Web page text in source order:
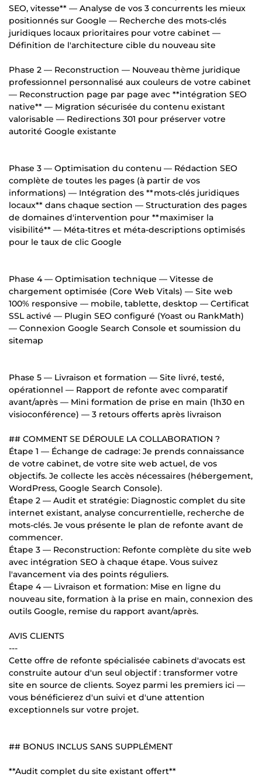
SEO, vitesse** — Analyse de vos 3 concurrents les mieux
positionnés sur Google — Recherche des mots-clés
juridiques locaux prioritaires pour votre cabinet —
Définition de l'architecture cible du nouveau site
Phase 2 — Reconstruction — Nouveau thème juridique
professionnel personnalisé aux couleurs de votre cabinet
— Reconstruction page par page avec **intégration SEO
native** — Migration sécurisée du contenu existant
valorisable — Redirections 301 pour préserver votre
autorité Google existante
Phase 3 — Optimisation du contenu — Rédaction SEO
complète de toutes les pages (à partir de vos
informations) — Intégration des **mots-clés juridiques
locaux** dans chaque section — Structuration des pages
de domaines d'intervention pour **maximiser la
visibilité** — Méta-titres et méta-descriptions optimisés
pour le taux de clic Google
Phase 4 — Optimisation technique — Vitesse de
chargement optimisée (Core Web Vitals) — Site web
100% responsive — mobile, tablette, desktop — Certificat
SSL activé — Plugin SEO configuré (Yoast ou RankMath)
— Connexion Google Search Console et soumission du
sitemap
Phase 5 — Livraison et formation — Site livré, testé,
opérationnel — Rapport de refonte avec comparatif
avant/après — Mini formation de prise en main (1h30 en
visioconférence) — 3 retours offerts après livraison
## COMMENT SE DÉROULE LA COLLABORATION ?
Étape 1 — Échange de cadrage: Je prends connaissance
de votre cabinet, de votre site web actuel, de vos
objectifs. Je collecte les accès nécessaires (hébergement,
WordPress, Google Search Console).
Étape 2 — Audit et stratégie: Diagnostic complet du site
internet existant, analyse concurrentielle, recherche de
mots-clés. Je vous présente le plan de refonte avant de
commencer.
Étape 3 — Reconstruction: Refonte complète du site web
avec intégration SEO à chaque étape. Vous suivez
l'avancement via des points réguliers.
Étape 4 — Livraison et formation: Mise en ligne du
nouveau site, formation à la prise en main, connexion des
outils Google, remise du rapport avant/après.
AVIS CLIENTS
---
Cette offre de refonte spécialisée cabinets d'avocats est
construite autour d'un seul objectif : transformer votre
site en source de clients. Soyez parmi les premiers ici —
vous bénéficierez d'un suivi et d'une attention
exceptionnels sur votre projet.
## BONUS INCLUS SANS SUPPLÉMENT
**Audit complet du site existant offert**